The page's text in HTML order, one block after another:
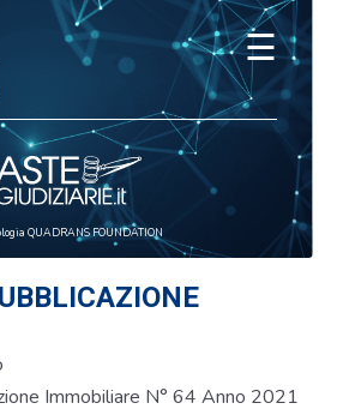
QUADRANS FOUNDATION
☰
Immobiliare N° 64 Anno 2021